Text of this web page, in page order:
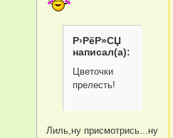
Р›РёР»СЏ
написал(а):
Цветочки
прелесть!
Лиль,ну присмотрись...ну